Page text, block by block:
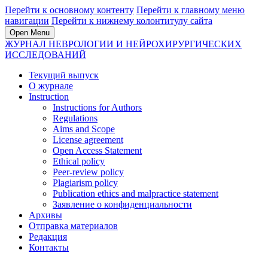
Перейти к основному контенту Перейти к главному меню
навигации Перейти к нижнему колонтитулу сайта
Open Menu
ЖУРНАЛ НЕВРОЛОГИИ И НЕЙРОХИРУРГИЧЕСКИХ
ИССЛЕДОВАНИЙ
Текущий выпуск
О журнале
Instruction
Instructions for Authors
Regulations
Aims and Scope
License agreement
Open Access Statement
Ethical policy
Peer-review policy
Plagiarism policy
Publication ethics and malpractice statement
Заявление о конфиденциальности
Архивы
Отправка материалов
Редакция
Контакты